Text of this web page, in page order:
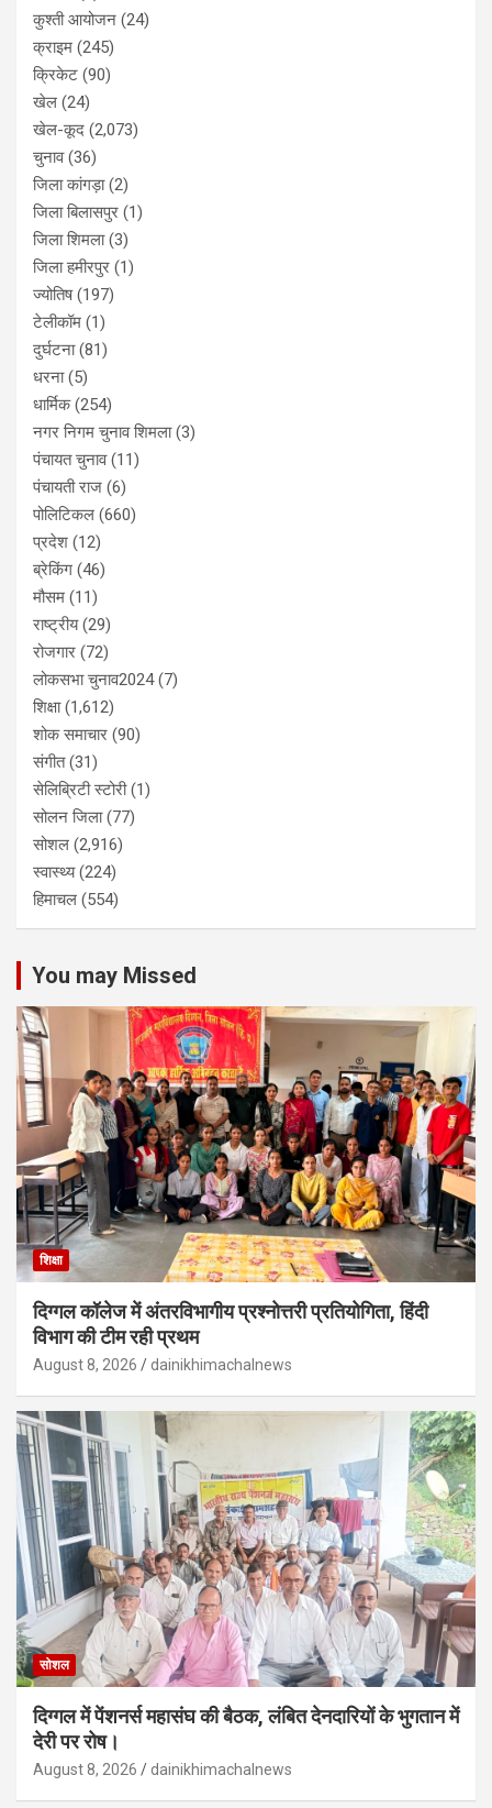
कुश्ती आयोजन (24)
क्राइम (245)
क्रिकेट (90)
खेल (24)
खेल-कूद (2,073)
चुनाव(36)
जिला कांगड़ा(2)
जिला बिलासपुर (1)
जिला शिमला(3)
जिला हमीरपुर (1)
ज्योतिष(197)
टेलीकॉम (1)
दुर्घटना(81)
धरना(5)
धार्मिक(254)
नगर निगम चुनाव शिमला(3)
पंचायत चुनाव(11)
पंचायती राज (6)
पोलिटिकल (660)
प्रदेश (12)
ब्रेकिंग (46)
मौसम (11)
राष्ट्रीय(29)
रोजगार (72)
लोकसभा चुनाव2024(7)
शिक्षा(1,612)
शोक समाचार (90)
संगीत(31)
सेलिब्रिटी स्टोरी(1)
सोलन जिला(77)
सोशल (2,916)
स्वास्थ्य(224)
हिमाचल (554)
You may Missed
शिक्षा
दिग्गल कॉलेज में अंतरविभागीय प्रश्नोत्तरी प्रतियोगिता, हिंदी
विभाग की टीम रही प्रथम
August 8, 2026 dainikhimachalnews
सोशल
दिग्गल में पेंशनर्स महासंघ की बैठक, लंबित देनदारियों के भुगतान में
देरी पर रोष।
August 8, 2026 dainikhimachalnews